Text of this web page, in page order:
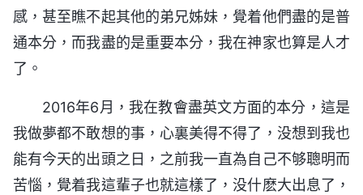
感，甚至瞧不起其他的弟兄姊妹，覺着他們盡的是普
通本分，而我盡的是重要本分，我在神家也算是人才
了。
2016年6月，我在教會盡英文方面的本分，這是
我做夢都不敢想的事，心裏美得不得了，没想到我也
能有今天的出頭之日，之前我一直為自己不够聰明而
苦惱，覺着我這輩子也就這樣了，没什麽大出息了，